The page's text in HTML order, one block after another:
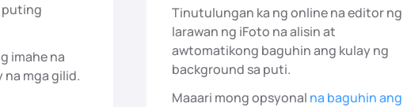
puting
imahe na
na mga gilid.
Tinutulungan ka ng online na editor ng
larawan ng iFoto na alisin at
awtomatikong baguhin ang kulay ng
background sa puti.
Maaari mong opsyonal na baguhin ang